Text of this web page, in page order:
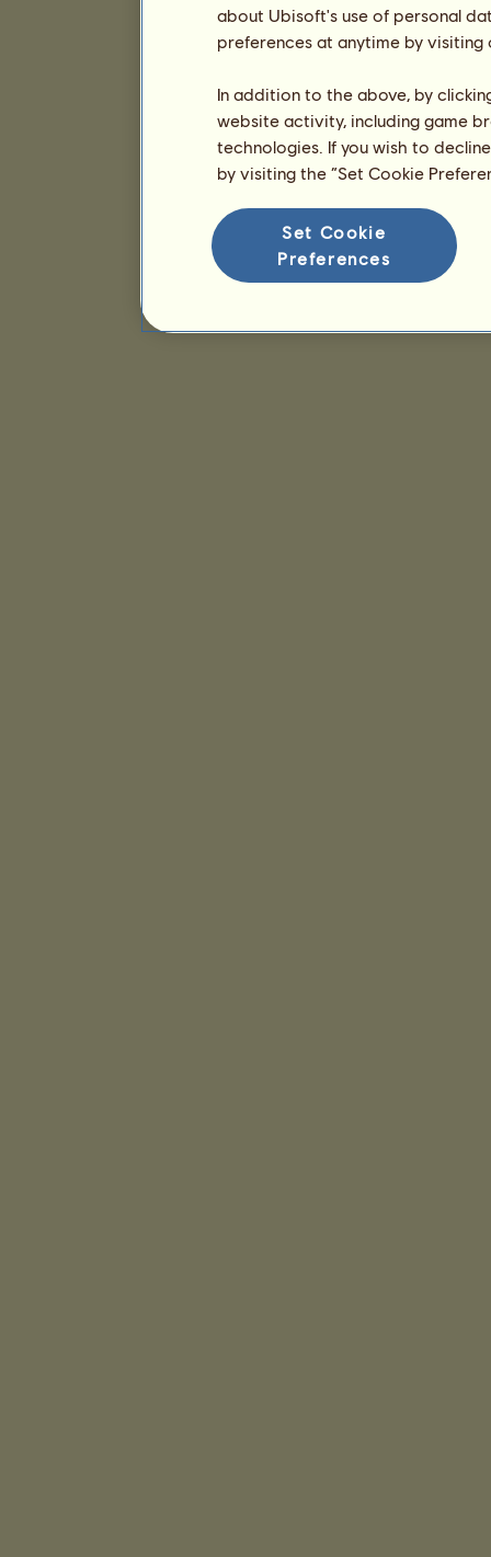
about Ubisoft's use of personal
preferences at anytime by
In addition to the above, by
website activity, including game
technologies. If you wish to
by visiting the “Set Cookie
Set Cookie
Preferences